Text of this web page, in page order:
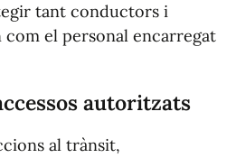
tant conductors i
el personal encarregat
autoritzats
al trànsit,